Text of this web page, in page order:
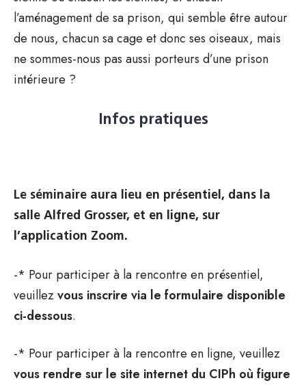
l’aménagement de sa prison, qui semble être autour
de nous, chacun sa cage et donc ses oiseaux, mais
ne sommes-nous pas aussi porteurs d’une prison
intérieure ?
Infos pratiques
Le séminaire aura lieu en présentiel, dans la
salle Alfred Grosser, et en ligne, sur
l’application Zoom.
-* Pour participer à la rencontre en présentiel,
veuillez vous inscrire via le formulaire disponible
ci-dessous.
-* Pour participer à la rencontre en ligne, veuillez
vous rendre sur le site internet du CIPh où figure